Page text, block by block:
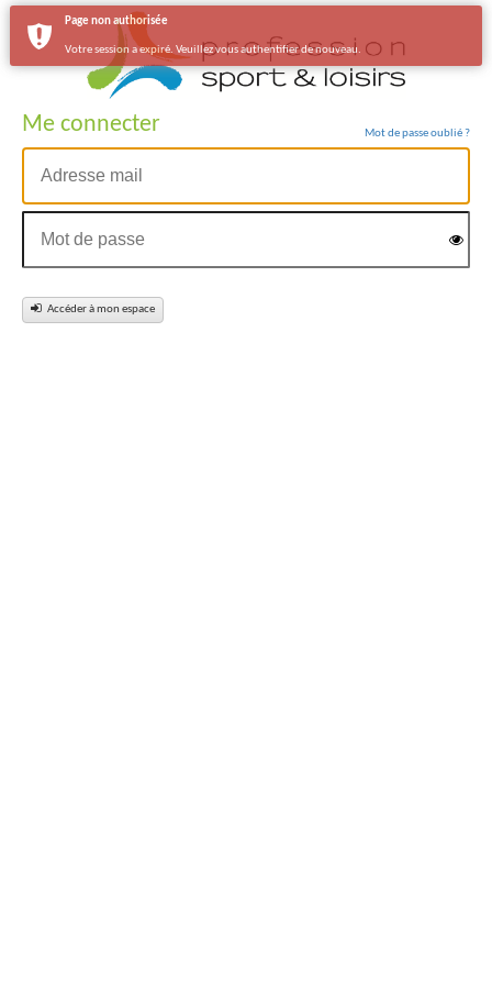
Me connecter Mot de passe oublié ?
Accéder à mon espace
Page non authorisée
Votre session a expiré. Veuillez vous authentifier de nouveau.